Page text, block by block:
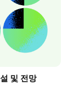
및 전망